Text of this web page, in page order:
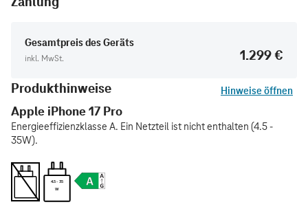
Gesamtpreis des Geräts
inkl. MwSt.
1.299 €
Produkthinweise
Hinweise öffnen
Apple iPhone 17 Pro
Energieeffizienzklasse A. Ein Netzteil ist nicht enthalten (4.5 -
35W).
4.5 - 35
W